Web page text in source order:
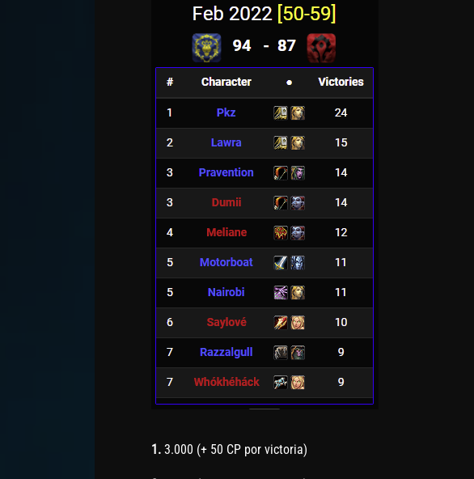
1. 3.000 (+ 50 CP por victoria)